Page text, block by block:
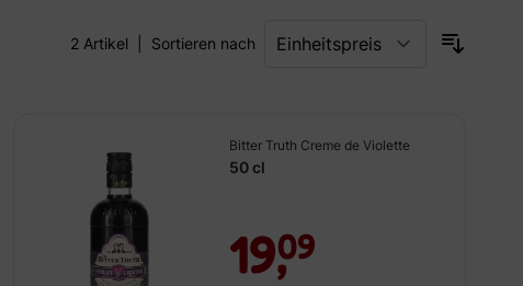
2 Artikel Sortieren nach
Bitter Truth Creme de Violette
50 cl
19,09